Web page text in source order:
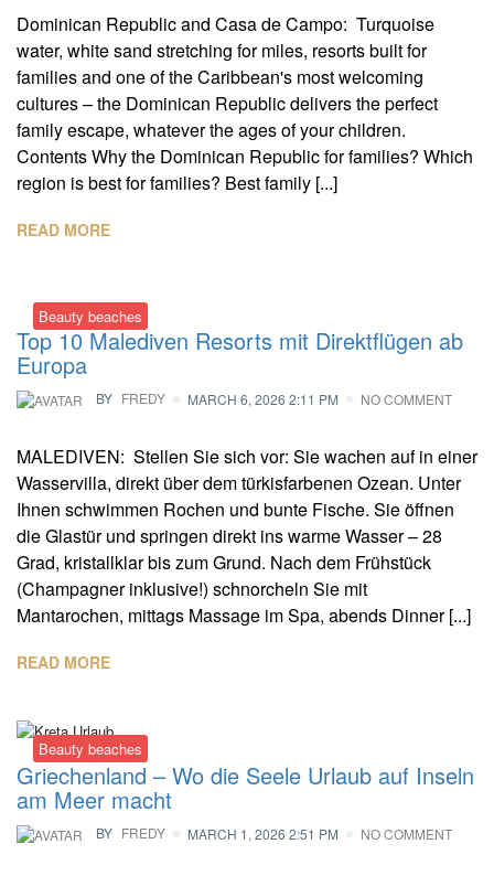
Dominican Republic and Casa de Campo: Turquoise
water, white sand stretching for miles, resorts built for
families and one of the Caribbean's most welcoming
cultures – the Dominican Republic delivers the perfect
family escape, whatever the ages of your children.
Contents Why the Dominican Republic for families? Which
region is best for families? Best family [...]
READ MORE
Beauty beaches
Top 10 Malediven Resorts mit Direktflügen ab
Europa
BY FREDY MARCH 6, 2026 2:11 PM NO COMMENT
MALEDIVEN: Stellen Sie sich vor: Sie wachen auf in einer
Wasservilla, direkt über dem türkisfarbenen Ozean. Unter
Ihnen schwimmen Rochen und bunte Fische. Sie öffnen
die Glastür und springen direkt ins warme Wasser – 28
Grad, kristallklar bis zum Grund. Nach dem Frühstück
(Champagner inklusive!) schnorcheln Sie mit
Mantarochen, mittags Massage im Spa, abends Dinner [...]
READ MORE
Beauty beaches
Griechenland – Wo die Seele Urlaub auf Inseln
am Meer macht
BY FREDY MARCH 1, 2026 2:51 PM NO COMMENT